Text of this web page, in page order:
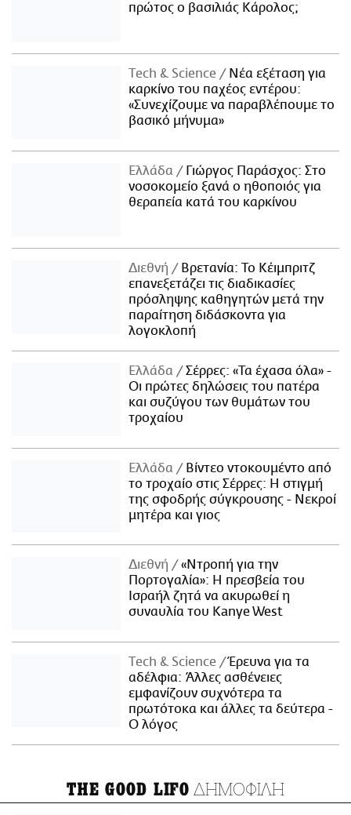
πρώτος ο βασιλιάς Κάρολος;
Τech & Science
Νέα εξέταση για
καρκίνο του παχέος εντέρου:
«Συνεχίζουμε να παραβλέπουμε το
βασικό μήνυμα»
Ελλάδα
Γιώργος Παράσχος: Στο
νοσοκομείο ξανά ο ηθοποιός για
θεραπεία κατά του καρκίνου
Διεθνή
Βρετανία: Το Κέιμπριτζ
επανεξετάζει τις διαδικασίες
πρόσληψης καθηγητών μετά την
παραίτηση διδάσκοντα για
λογοκλοπή
Ελλάδα
Σέρρες: «Τα έχασα όλα» -
Οι πρώτες δηλώσεις του πατέρα
και συζύγου των θυμάτων του
τροχαίου
Ελλάδα
Βίντεο ντοκουμέντο από
το τροχαίο στις Σέρρες: Η στιγμή
της σφοδρής σύγκρουσης - Νεκροί
μητέρα και γιος
Διεθνή
«Ντροπή για την
Πορτογαλία»: Η πρεσβεία του
Ισραήλ ζητά να ακυρωθεί η
συναυλία του Kanye West
Τech & Science
Έρευνα για τα
αδέλφια: Άλλες ασθένειες
εμφανίζουν συχνότερα τα
πρωτότοκα και άλλες τα δεύτερα -
Ο λόγος
THE GOOD LIFO ΔΗΜΟΦΙΛΗ